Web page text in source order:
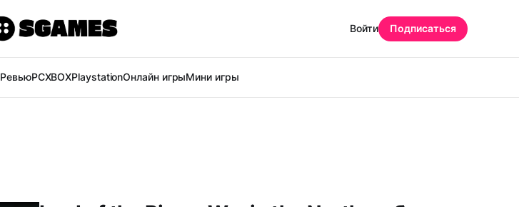
РевьюPCXBOXPlaystationОнлайн игрыМини игры
Войти Подписаться